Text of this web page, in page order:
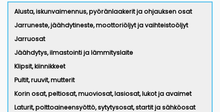
Alusta, iskunvaimennus, pyöränlaakerit ja ohjauksen osat
Jarruneste, jäähdytineste, moottoriöljyt ja vaihteistoöljyt
Jarruosat
Jäähdytys, ilmastointi ja lämmityslaite
Klipsit, kiinnikkeet
Pultit, ruuvit, mutterit
Korin osat, peltiosat, muoviosat, lasiosat, lukot ja avaimet
Laturit, polttoaineensyöttö, sytytysosat, startit ja sähköosat